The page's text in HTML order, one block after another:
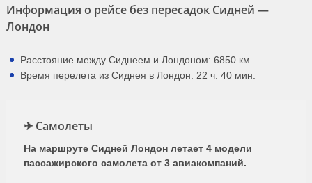
Qantas
Airways
(QF 1)
15:45 06:15 0ч. 30мин.
24.10
Qantas
Airways
(QF 1)
15:45 06:35 0ч. 50мин.
24.10
Airways
British
16:20 06:25 1ч. 5мин.
ежедневно с 27.10 по
26.03
Информация о рейсе без пересадок Сидней —
Лондон
Расстояние между Сиднеем и Лондоном: 6850 км.
Время перелета из Сиднея в Лондон: 22 ч. 40 мин.
✈ Самолеты
На маршруте Сидней Лондон летает 4 модели
пассажирского самолета от 3 авиакомпаний.